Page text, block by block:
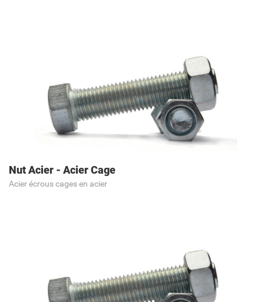
Nut Acier - Acier Cage
Acier écrous cages en acier